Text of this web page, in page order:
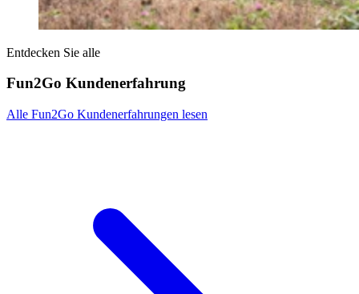
Entdecken Sie alle
Fun2Go Kundenerfahrung
Alle Fun2Go Kundenerfahrungen lesen